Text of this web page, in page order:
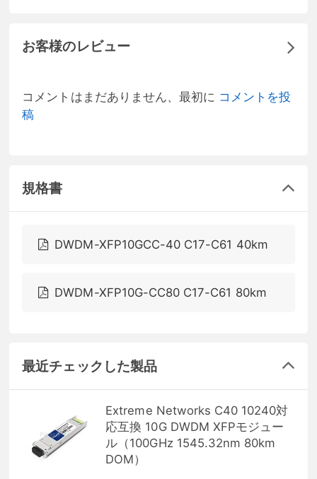
お客様のレビュー
コメントはまだありません、最初に コメントを投
稿
規格書
DWDM-XFP10GCC-40 C17-C61 40km
DWDM-XFP10G-CC80 C17-C61 80km
最近チェックした製品
Extreme Networks C40 10240対
応互換 10G DWDM XFPモジュー
ル（100GHz 1545.32nm 80km
DOM）